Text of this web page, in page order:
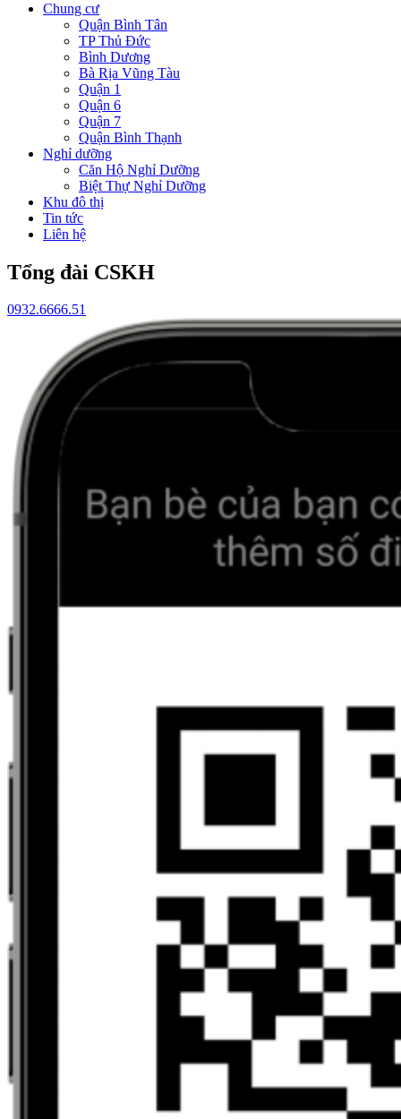
Chung cư
Quận Bình Tân
TP Thủ Đức
Bình Dương
Bà Rịa Vũng Tàu
Quận 1
Quận 6
Quận 7
Quận Bình Thạnh
Nghỉ dưỡng
Căn Hộ Nghỉ Dưỡng
Biệt Thự Nghỉ Dưỡng
Khu đô thị
Tin tức
Liên hệ
Tổng đài CSKH
0932.6666.51